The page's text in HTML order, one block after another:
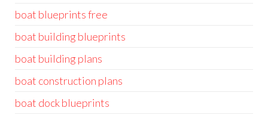
boat blueprints free
boat building blueprints
boat building plans
boat construction plans
boat dock blueprints